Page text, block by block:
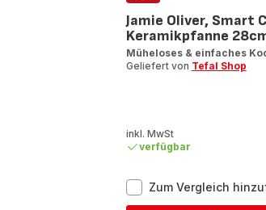
Zum Vergleich
Jamie Oliver, Smart
Keramikpfanne
Müheloses & einfaches
Geliefert von Tefal Shop
inkl. MwSt
verfügbar